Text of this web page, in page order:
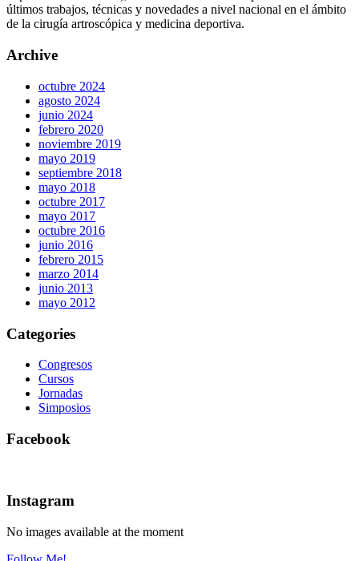
últimos trabajos, técnicas y novedades a nivel nacional en el ámbito
de la cirugía artroscópica y medicina deportiva.
Archive
octubre 2024
agosto 2024
junio 2024
febrero 2020
noviembre 2019
mayo 2019
septiembre 2018
mayo 2018
octubre 2017
mayo 2017
octubre 2016
junio 2016
febrero 2015
marzo 2014
junio 2013
mayo 2012
Categories
Congresos
Cursos
Jornadas
Simposios
Facebook
Instagram
No images available at the moment